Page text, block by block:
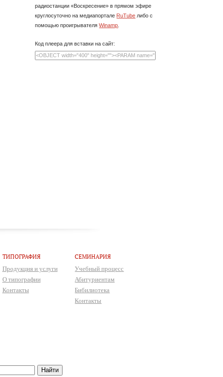
радиостанции «Воскресение» в прямом эфире
круглосуточно на медиапортале RuTube либо с
помощью проигрывателяWinamp.
Код плеера для вставки на сайт:
ТИПОГРАФИЯ
Продукция и услуги
О типографии
Контакты
СЕМИНАРИЯ
Учебный процесс
Абитуриентам
Бибилиотека
Контакты
Найти